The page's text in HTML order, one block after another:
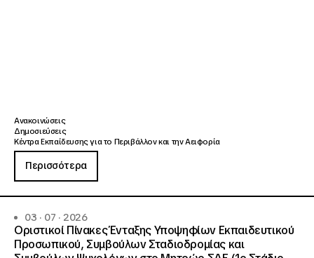
Ανακοινώσεις
Δημοσιεύσεις
Κέντρα Εκπαίδευσης για το Περιβάλλον και την Αειφορία
Περισσότερα
03 · 07 · 2026
Οριστικοί Πίνακες Ένταξης Υποψηφίων Εκπαιδευτικού
Προσωπικού, Συμβούλων Σταδιοδρομίας και